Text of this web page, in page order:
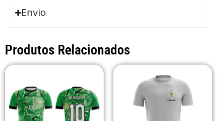
Envio
Produtos Relacionados